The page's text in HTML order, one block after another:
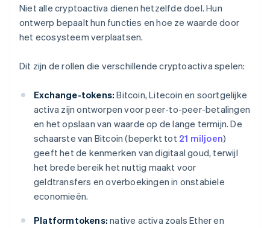
Niet alle cryptoactiva dienen hetzelfde doel. Hun
ontwerp bepaalt hun functies en hoe ze waarde door
het ecosysteem verplaatsen.
Dit zijn de rollen die verschillende cryptoactiva spelen:
Exchange-tokens: Bitcoin, Litecoin en soortgelijke
activa zijn ontworpen voor peer-to-peer-betalingen
en het opslaan van waarde op de lange termijn. De
schaarste van Bitcoin (beperkt tot 21 miljoen)
geeft het de kenmerken van digitaal goud, terwijl
het brede bereik het nuttig maakt voor
geldtransfers en overboekingen in onstabiele
economieën.
Platformtokens: native activa zoals Ether en